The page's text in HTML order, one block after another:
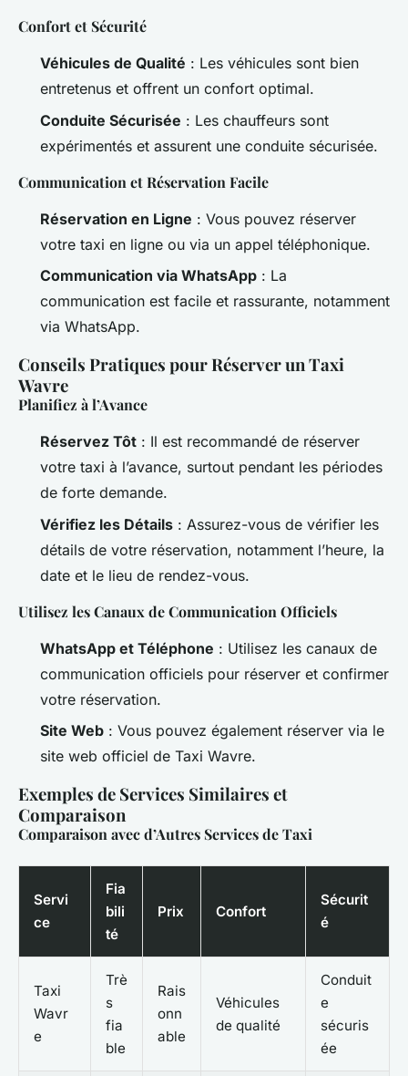
Confort et Sécurité
Véhicules de Qualité : Les véhicules sont bien
entretenus et offrent un confort optimal.
Conduite Sécurisée : Les chauffeurs sont
expérimentés et assurent une conduite sécurisée.
Communication et Réservation Facile
Réservation en Ligne : Vous pouvez réserver
votre taxi en ligne ou via un appel téléphonique.
Communication via WhatsApp : La
communication est facile et rassurante, notamment
via WhatsApp.
Conseils Pratiques pour Réserver un Taxi
Wavre
Planifiez à l’Avance
Réservez Tôt : Il est recommandé de réserver
votre taxi à l’avance, surtout pendant les périodes
de forte demande.
Vérifiez les Détails : Assurez-vous de vérifier les
détails de votre réservation, notamment l’heure, la
date et le lieu de rendez-vous.
Utilisez les Canaux de Communication Officiels
WhatsApp et Téléphone : Utilisez les canaux de
communication officiels pour réserver et confirmer
votre réservation.
Site Web : Vous pouvez également réserver via le
site web officiel de Taxi Wavre.
Exemples de Services Similaires et
Comparaison
Comparaison avec d’Autres Services de Taxi
Servi
ce
Fia
bili
té
Prix Confort
Sécurit
é
Taxi
Wavr
e
Trè
s
fia
ble
Rais
onn
able
Véhicules
de qualité
Conduit
e
sécuris
ée